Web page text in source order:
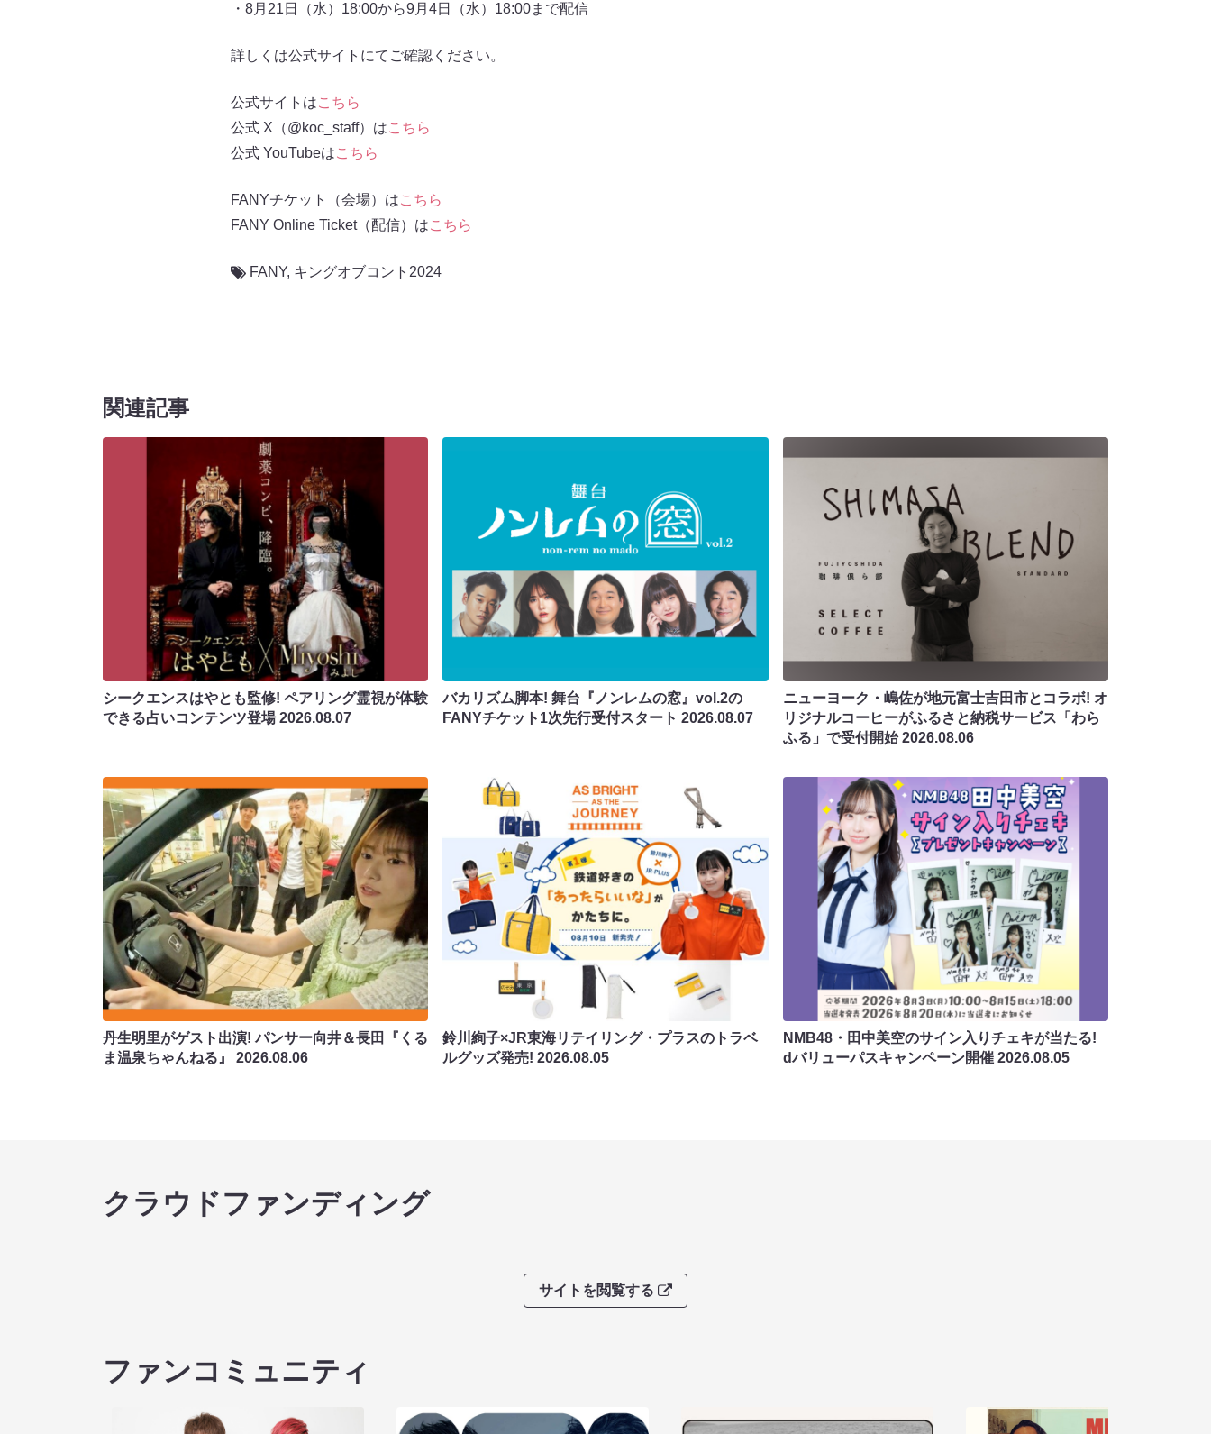
・8月21日（水）18:00から9月4日（水）18:00まで配信
詳しくは公式サイトにてご確認ください。
公式サイトはこちら
公式 X（@koc_staff）はこちら
公式 YouTubeはこちら
FANYチケット（会場）はこちら
FANY Online Ticket（配信）はこちら
FANY, キングオブコント2024
関連記事
シークエンスはやとも監修! ペアリング霊視が体験
できる占いコンテンツ登場2026.08.07
バカリズム脚本! 舞台『ノンレムの窓』vol.2の
FANYチケット1次先行受付スタート2026.08.07
ニューヨーク・嶋佐が地元富士吉田市とコラボ! オ
リジナルコーヒーがふるさと納税サービス「わら
ふる」で受付開始2026.08.06
丹生明里がゲスト出演! パンサー向井＆長田『くる
ま温泉ちゃんねる』 2026.08.06
鈴川絢子×JR東海リテイリング・プラスのトラベ
ルグッズ発売!2026.08.05
NMB48・田中美空のサイン入りチェキが当たる!
dバリューパスキャンペーン開催 2026.08.05
クラウドファンディング
サイトを閲覧する
ファンコミュニティ